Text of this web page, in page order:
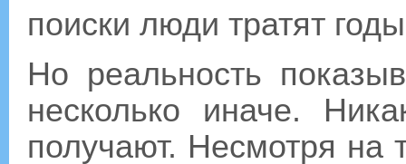
поиски люди тратят
Но реальность
несколько иначе.
получают. Несмотря на